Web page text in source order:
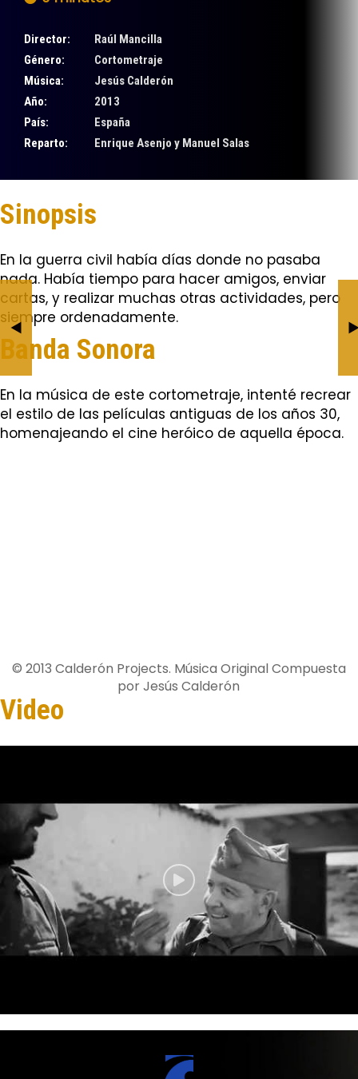
Director:
Raúl Mancilla
Género:
Cortometraje
Música:
Jesús Calderón
Año:
2013
País:
España
Reparto:
Enrique Asenjo y Manuel Salas
Sinopsis
En la guerra civil habí­a dí­as donde no pasaba
nada. Habí­a tiempo para hacer amigos, enviar
cartas, y realizar muchas otras actividades, pero
siempre ordenadamente.
Banda Sonora
En la música de este cortometraje, intenté recrear
el estilo de las pelí­culas antiguas de los años 30,
homenajeando el cine heróico de aquella época.
© 2013 Calderón Projects. Música Original Compuesta
por Jesús Calderón
Video
¡Ey, Muñeca!
Así que Pasen Cinco
Años